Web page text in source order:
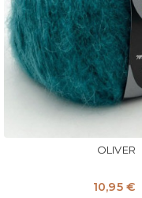
OLIVER
10,95 €